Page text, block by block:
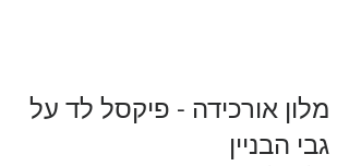
מלון אורכידה - פיקסל לד על
גבי הבניין